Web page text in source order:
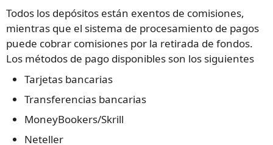
Todos los depósitos están exentos de comisiones,
mientras que el sistema de procesamiento de pagos
puede cobrar comisiones por la retirada de fondos.
Los métodos de pago disponibles son los siguientes
Tarjetas bancarias
Transferencias bancarias
MoneyBookers/Skrill
Neteller